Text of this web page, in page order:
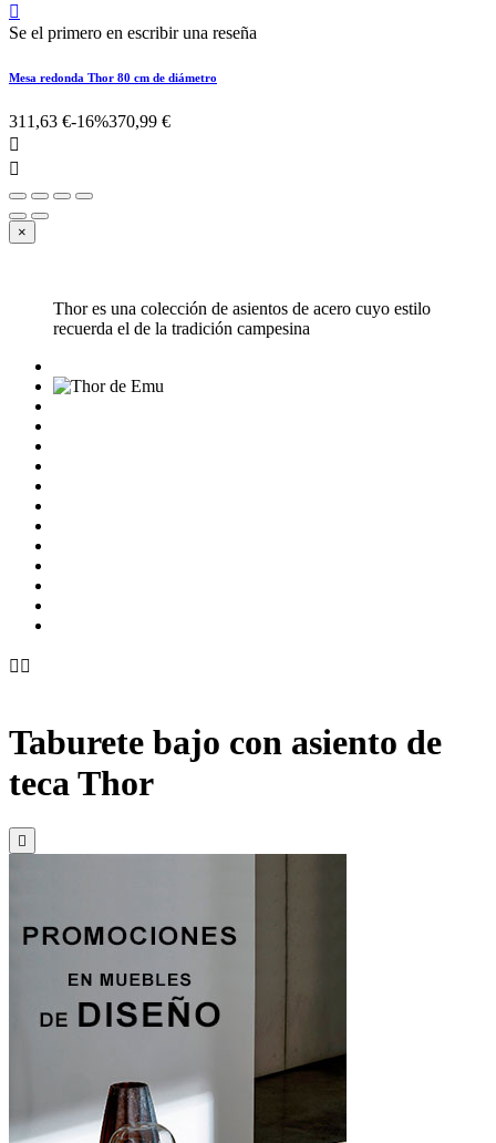

Se el primero en escribir una reseña
Mesa redonda Thor 80 cm de diámetro
311,63 €-16%370,99 €


×
Thor es una colección de asientos de acero cuyo estilo
recuerda el de la tradición campesina
 
Taburete bajo con asiento de
teca Thor
